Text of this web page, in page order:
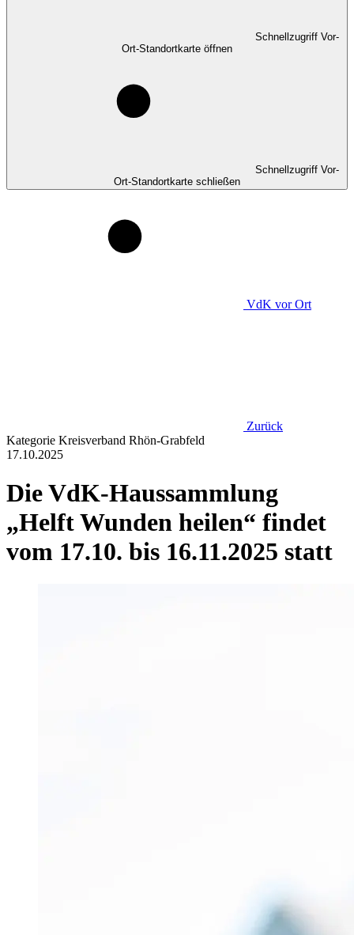
Schnellzugriff Vor-
Ort-Standortkarte öffnen
Schnellzugriff Vor-
Ort-Standortkarte schließen
VdK vor Ort
Zurück
Kategorie Kreisverband Rhön-Grabfeld
17.10.2025
Die VdK-Haussammlung
„Helft Wunden heilen“ findet
vom 17.10. bis 16.11.2025 statt